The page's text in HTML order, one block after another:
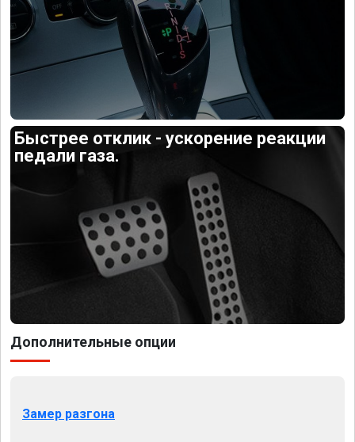
Быстрее отклик - ускорение реакции
педали газа.
Дополнительные опции
Замер разгона